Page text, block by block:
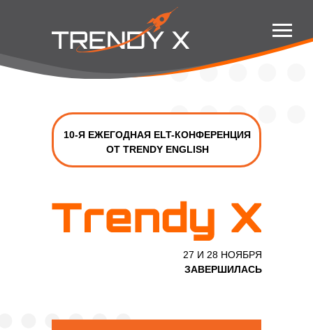
10-Я ЕЖЕГОДНАЯ ELT-КОНФЕРЕНЦИЯ
ОТ TRENDY ENGLISH
27 И 28 НОЯБРЯ
ЗАВЕРШИЛАСЬ